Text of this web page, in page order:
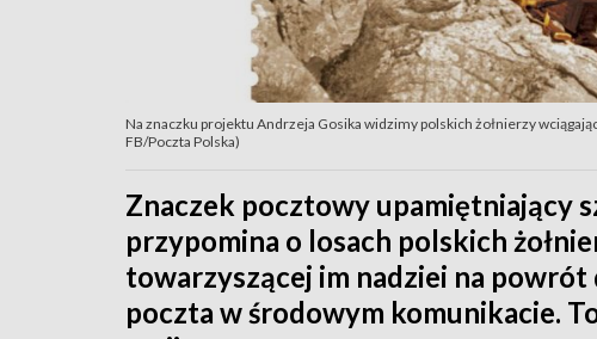
Na znaczku projektu Andrzeja Gosika widzimy polskich żołnierzy
FB/Poczta Polska)
Znaczek pocztowy upamiętniający
przypomina o losach polskich
towarzyszącej im nadziei na
poczta w środowym komunikacie.